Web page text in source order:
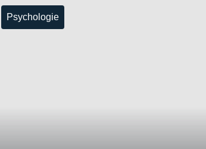
Psychologie